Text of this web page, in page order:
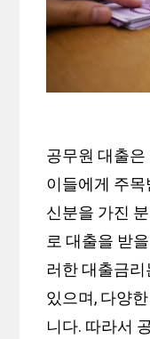
공무원 대출
이들에게 주목
신분을 가진
로 대출을 받
러한 대출금
있으며, 다양
니다. 따라서